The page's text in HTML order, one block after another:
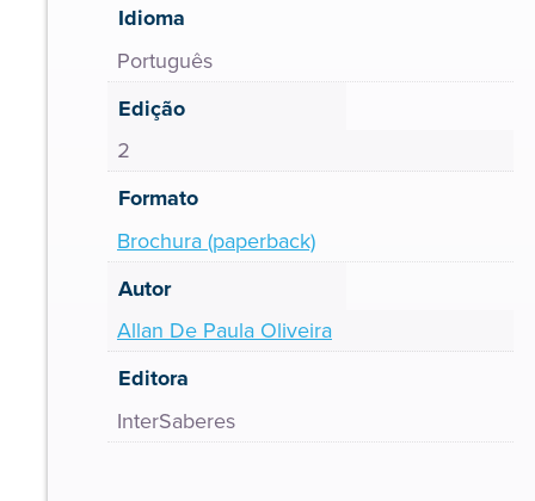
Idioma
Português
Edição
2
Formato
Brochura (paperback)
Autor
Allan De Paula Oliveira
Editora
InterSaberes